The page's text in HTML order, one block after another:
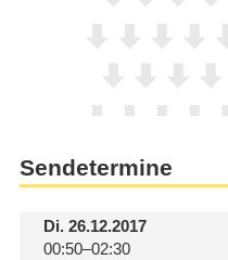
Sendetermine
Di.26.12.2017
00:50–02:30